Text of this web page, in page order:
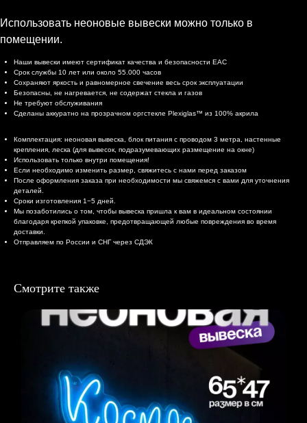
Использовать неоновые вывески можно только в
помещении.
Наши вывески имеют сертификат качества и безопасности EAC
Срок службы 10 лет или около 55.000 часов
Сохраняют яркость и равномерное свечение весь срок эксплуатации
Безопасны, не нагревается, не содержат стекла и газов
Не требуют обслуживания
Сделаны аккуратно на прозрачном оргстекле Plexiglas™ из 100% акрила
Комплектация: неоновая вывеска, блок питания с проводом 3 метра, настенные
крепления, леска (для вывесок, подразумевающих размещение на окне)
Использовать только внутри помещения!
Если необходимо изменить размер, свяжитесь с нами перед заказом
После оформления заказа при необходимости мы свяжемся с вами для уточнения
деталей.
Сроки изготовления 1−5 дней.
Мы позаботились о том, чтобы вывеска пришла к вам в идеальном состоянии
благодаря крепкой упаковке, предотвращающей любые повреждения во время
доставки.
Отправляем по России и СНГ через СДЭК
Смотрите также